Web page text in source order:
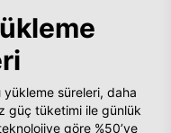
yükleme süreleri, daha
güç tüketimi ile günlük
göre %50’ye